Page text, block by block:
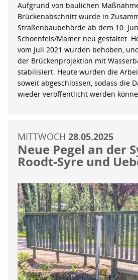
Aufgrund von baulichen
Brückenabschnitt wurde in
Straßenbaubehörde ab dem 10.
Schoenfels/Mamer neu gestaltet.
vom Juli 2021 wurden behoben,
der Brückenprojektion mit
stabilisiert. Heute wurden die
soweit abgeschlossen, sodass die
wieder veröffentlicht werden
MITTWOCH 28.05.2025
Neue Pegel an der
Roodt-Syre und